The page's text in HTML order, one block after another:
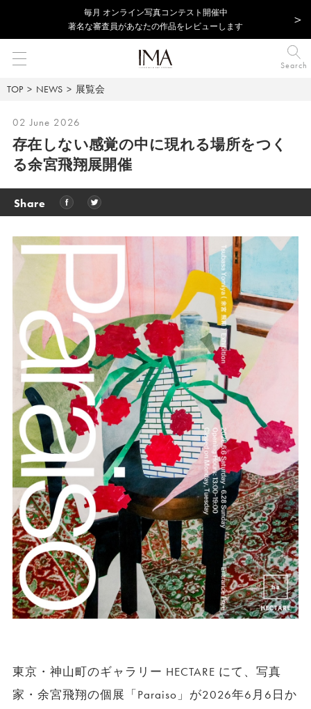
毎⽉ オンライン写真コンテスト開催中
著名な審査員があなたの作品をレビューします
Search
TOP NEWS 展覧会
02 June 2026
存在しない感覚の中に現れる場所をつく
る余宮飛翔展開催
Share
東京・神山町のギャラリー HECTARE にて、写真
家・余宮飛翔の個展「Paraiso」が2026年6月6日か